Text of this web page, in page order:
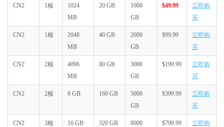
CN2 1核
1024
MB
20 GB
1000
GB
$49.99
立即购
买
CN2 1核
2048
MB
40 GB
2000
GB
$99.99
立即购
买
CN2 2核
4096
MB
80 GB
3000
GB
$199.99
立即购
买
CN2 2核 8 GB 160 GB
5000
GB
$399.99
立即购
买
CN2 3核 16 GB 320 GB
8000
$799.99
立即购